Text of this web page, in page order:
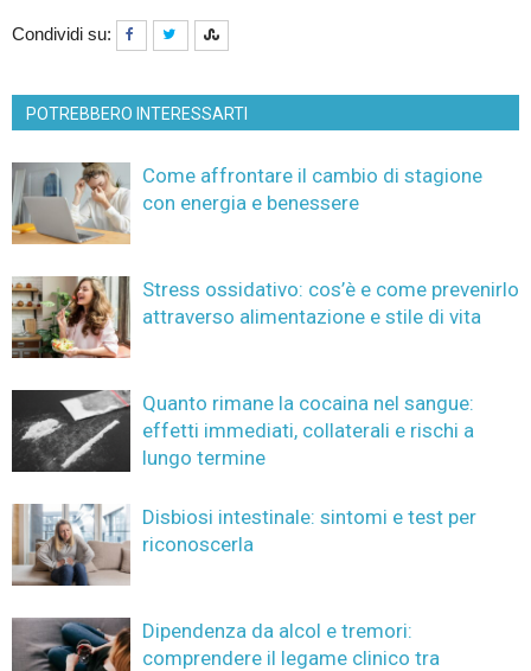
Condividi su:
POTREBBERO INTERESSARTI
Come affrontare il cambio di stagione
con energia e benessere
Stress ossidativo: cos’è e come prevenirlo
attraverso alimentazione e stile di vita
Quanto rimane la cocaina nel sangue:
effetti immediati, collaterali e rischi a
lungo termine
Disbiosi intestinale: sintomi e test per
riconoscerla
Dipendenza da alcol e tremori:
comprendere il legame clinico tra